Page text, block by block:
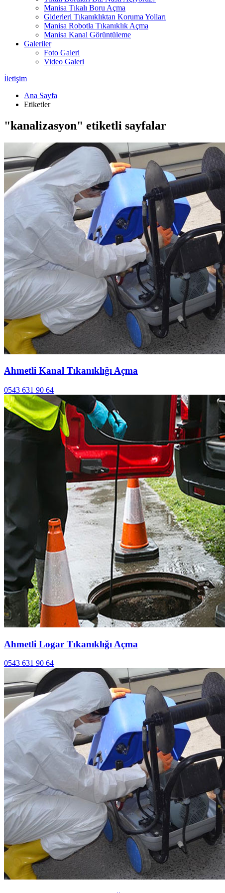
Manisa Tıkalı Boru Açma
Giderleri Tıkanıklıktan Koruma Yolları
Manisa Robotla Tıkanıklık Açma
Manisa Kanal Görüntüleme
Galeriler
Foto Galeri
Video Galeri
İletişim
Ana Sayfa
Etiketler
"kanalizasyon" etiketli sayfalar
Ahmetli Kanal Tıkanıklığı Açma
0543 631 90 64
Ahmetli Logar Tıkanıklığı Açma
0543 631 90 64